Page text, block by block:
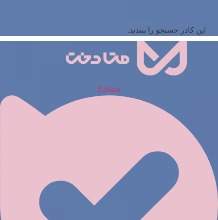
این کادر جستجو را ببندید.
Eeitaa